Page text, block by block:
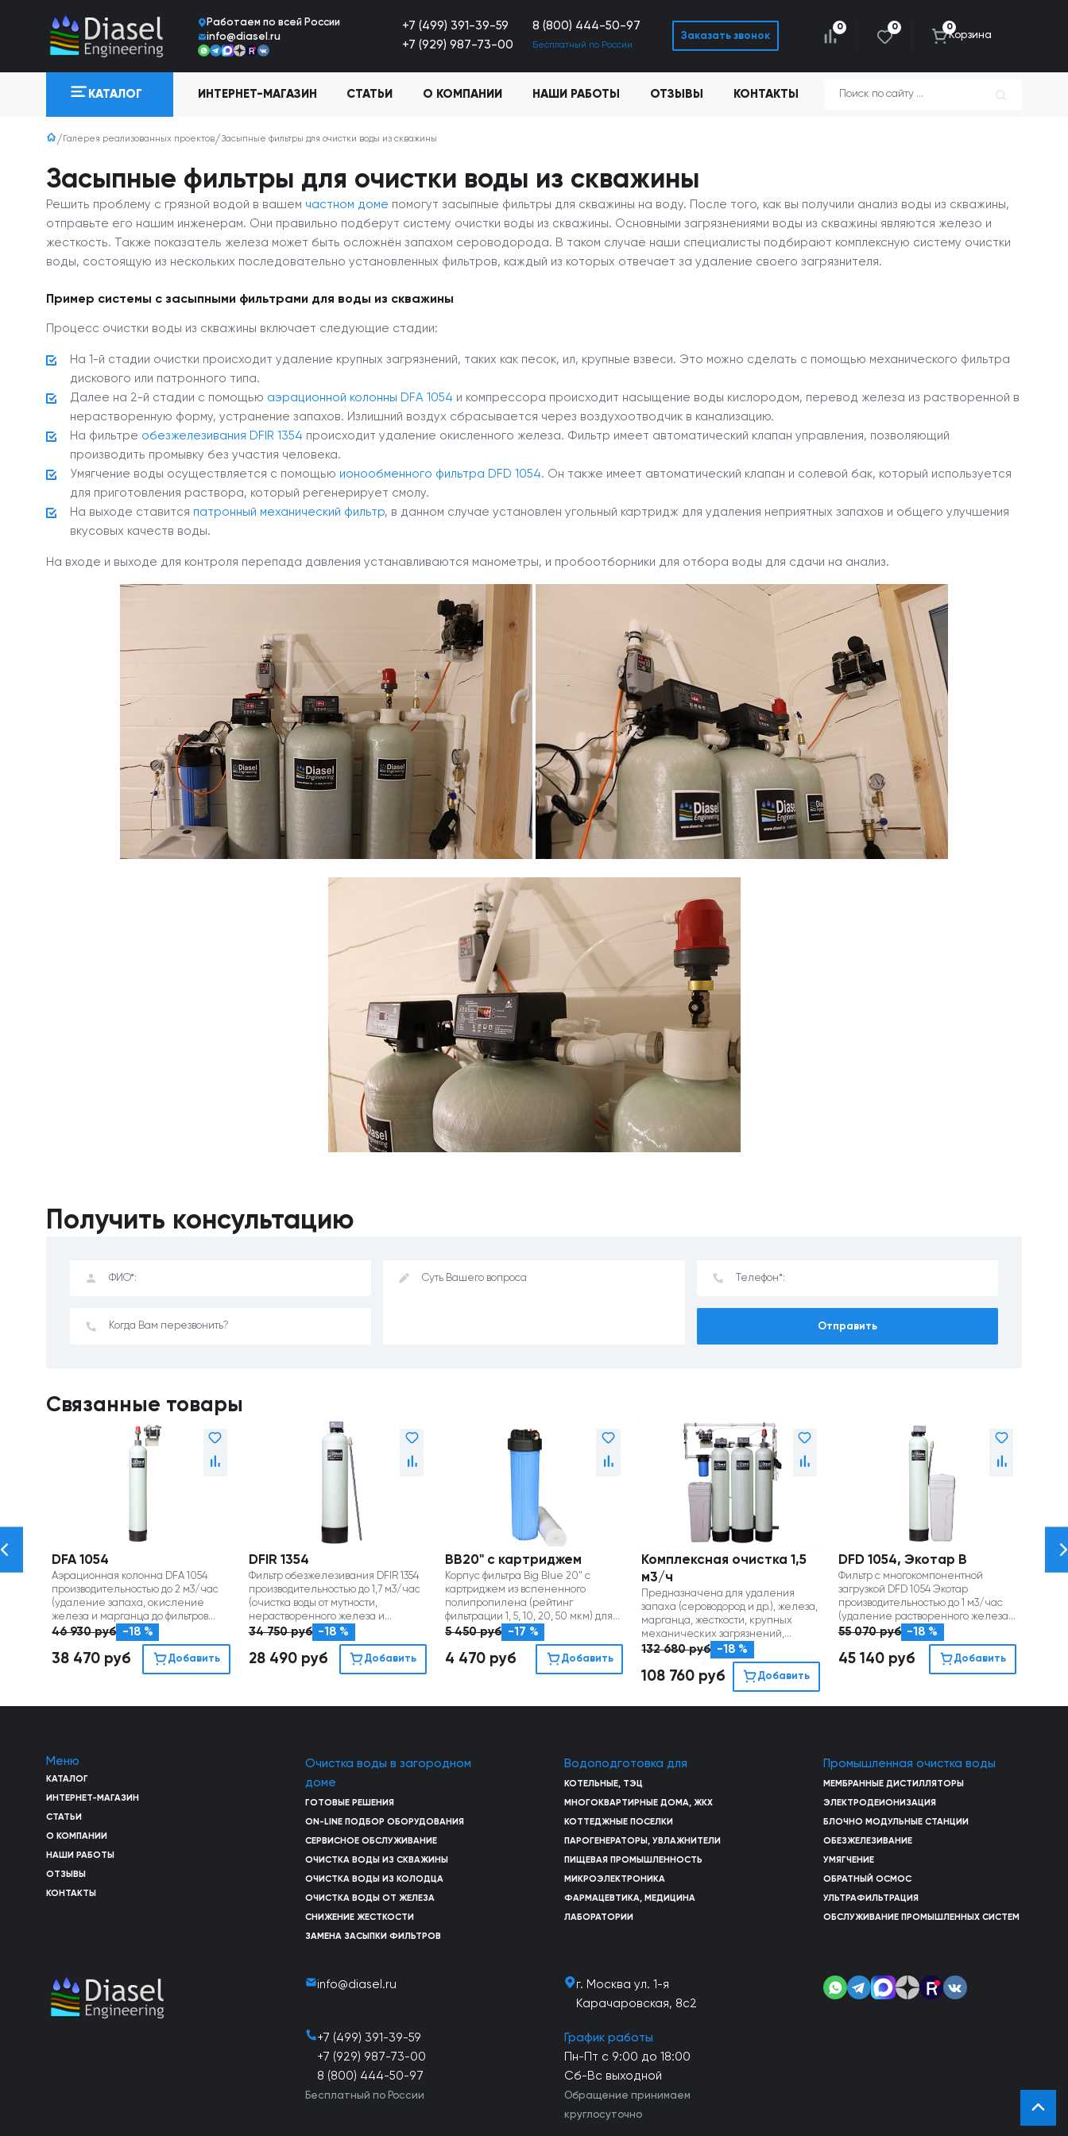
Работаем по всей Росcии
info@diasel.ru
+7 (499) 391-39-59
8 (800) 444-50-97
+7 (929) 987-73-00
Бесплатный по России
Заказать звонок
0 0
Корзина
0
КАТАЛОГ ИНТЕРНЕТ-МАГАЗИН СТАТЬИ О КОМПАНИИ НАШИ РАБОТЫ ОТЗЫВЫ КОНТАКТЫ
Галерея реализованных проектов Засыпные фильтры для очистки воды из скважины
Засыпные фильтры для очистки воды из скважины
Решить проблему с грязной водой в вашем частном доме помогут засыпные фильтры для скважины на воду. После того, как вы получили анализ воды из скважины,
отправьте его нашим инженерам. Они правильно подберут систему очистки воды из скважины. Основными загрязнениями воды из скважины являются железо и
жесткость. Также показатель железа может быть осложнён запахом сероводорода. В таком случае наши специалисты подбирают комплексную систему очистки
воды, состоящую из нескольких последовательно установленных фильтров, каждый из которых отвечает за удаление своего загрязнителя.
Пример системы с засыпными фильтрами для воды из скважины
Процесс очистки воды из скважины включает следующие стадии:
На 1-й стадии очистки происходит удаление крупных загрязнений, таких как песок, ил, крупные взвеси. Это можно сделать с помощью механического фильтра
дискового или патронного типа.
Далее на 2-й стадии с помощью аэрационной колонны DFA 1054 и компрессора происходит насыщение воды кислородом, перевод железа из растворенной в
нерастворенную форму, устранение запахов. Излишний воздух сбрасывается через воздухоотводчик в канализацию.
На фильтре обезжелезивания DFIR 1354 происходит удаление окисленного железа. Фильтр имеет автоматический клапан управления, позволяющий
производить промывку без участия человека.
Умягчение воды осуществляется с помощью ионообменного фильтра DFD 1054. Он также имеет автоматический клапан и солевой бак, который используется
для приготовления раствора, который регенерирует смолу.
На выходе ставится патронный механический фильтр, в данном случае установлен угольный картридж для удаления неприятных запахов и общего улучшения
вкусовых качеств воды.
На входе и выходе для контроля перепада давления устанавливаются манометры, и пробоотборники для отбора воды для сдачи на анализ.
Получить консультацию
Отправить
Связанные товары
DFA 1054
Аэрационная колонна DFA 1054
производительностью до 2 м3/час
(удаление запаха, окисление
железа и марганца до фильтров
обезжелезивания)
46 930руб -18 %
38 470 руб Добавить
DFIR 1354
Фильтр обезжелезивания DFIR 1354
производительностью до 1,7 м3/час
(очистка воды от мутности,
нерастворенного железа и
марганца)
34 750руб -18 %
28 490 руб Добавить
BB20" с картриджем
Корпус фильтра Big Blue 20" с
картриджем из вспененного
полипропилена (рейтинг
фильтрации 1, 5, 10, 20, 50 мкм) для
удаления механических
5 450руб -17 %
4 470 руб Добавить
Комплексная очистка 1,5
м3/ч
Предназначена для удаления
запаха (сероводород и др.), железа,
марганца, жесткости, крупных
механических загрязнений,
улучшение вкуса.
132 680руб -18 %
108 760 руб Добавить
DFD 1054, Экотар В
Фильтр с многокомпонентной
загрузкой DFD 1054 Экотар
производительностью до 1 м3/час
(удаление растворенного железа,
снижение жесткости воды)
55 070руб -18 %
45 140 руб Добавить
Меню
КАТАЛОГ
ИНТЕРНЕТ-МАГАЗИН
СТАТЬИ
О КОМПАНИИ
НАШИ РАБОТЫ
ОТЗЫВЫ
КОНТАКТЫ
Очистка воды в загородном
доме
ГОТОВЫЕ РЕШЕНИЯ
ON-LINE ПОДБОР ОБОРУДОВАНИЯ
СЕРВИСНОЕ ОБСЛУЖИВАНИЕ
ОЧИСТКА ВОДЫ ИЗ СКВАЖИНЫ
ОЧИСТКА ВОДЫ ИЗ КОЛОДЦА
ОЧИСТКА ВОДЫ ОТ ЖЕЛЕЗА
СНИЖЕНИЕ ЖЕСТКОСТИ
ЗАМЕНА ЗАСЫПКИ ФИЛЬТРОВ
Водоподготовка для
КОТЕЛЬНЫЕ, ТЭЦ
МНОГОКВАРТИРНЫЕ ДОМА, ЖКХ
КОТТЕДЖНЫЕ ПОСЕЛКИ
ПАРОГЕНЕРАТОРЫ, УВЛАЖНИТЕЛИ
ПИЩЕВАЯ ПРОМЫШЛЕННОСТЬ
МИКРОЭЛЕКТРОНИКА
ФАРМАЦЕВТИКА, МЕДИЦИНА
ЛАБОРАТОРИИ
Промышленная очистка воды
МЕМБРАННЫЕ ДИСТИЛЛЯТОРЫ
ЭЛЕКТРОДЕИОНИЗАЦИЯ
БЛОЧНО МОДУЛЬНЫЕ СТАНЦИИ
ОБЕЗЖЕЛЕЗИВАНИЕ
УМЯГЧЕНИЕ
ОБРАТНЫЙ ОСМОС
УЛЬТРАФИЛЬТРАЦИЯ
ОБСЛУЖИВАНИЕ ПРОМЫШЛЕННЫХ СИСТЕМ
info@diasel.ru
г. Москва ул. 1-я
Карачаровская, 8с2
+7 (499) 391-39-59
+7 (929) 987-73-00
8 (800) 444-50-97
Бесплатный по России
График работы
Пн-Пт с 9:00 до 18:00
Сб-Вс выходной
Обращение принимаем
круглосуточно